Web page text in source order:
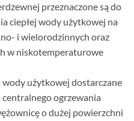
przeznaczone są do
ciepłej wody użytkowej na
i wielorodzinnych oraz
w niskotemperaturowe
wody użytkowej dostarczane
centralnego ogrzewania
o dużej powierzchni